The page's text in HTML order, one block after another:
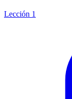
Lección 1